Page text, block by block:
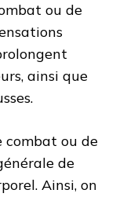
ou de
ainsi que
combat ou de
de
Ainsi, on